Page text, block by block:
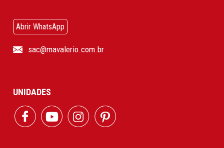
Abrir WhatsApp
sac@mavalerio.com.br
UNIDADES